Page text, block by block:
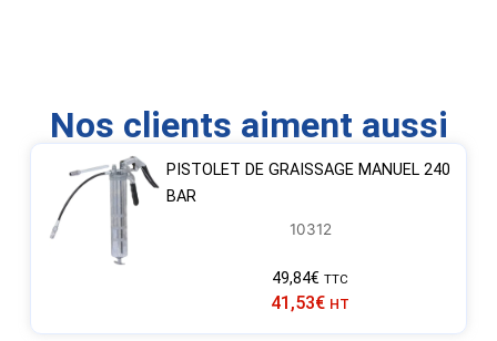
Nos clients aiment aussi
PISTOLET DE GRAISSAGE MANUEL 240
BAR
10312
49,84€ TTC
41,53€ HT